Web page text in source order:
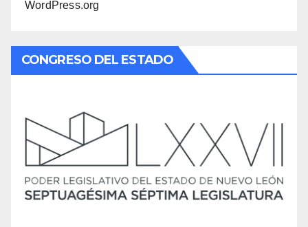
WordPress.org
CONGRESO DEL ESTADO